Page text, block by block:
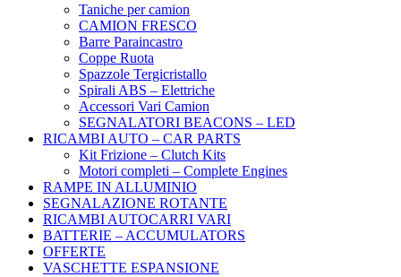
Taniche per camion
CAMION FRESCO
Barre Paraincastro
Coppe Ruota
Spazzole Tergicristallo
Spirali ABS – Elettriche
Accessori Vari Camion
SEGNALATORI BEACONS – LED
RICAMBI AUTO – CAR PARTS
Kit Frizione – Clutch Kits
Motori completi – Complete Engines
RAMPE IN ALLUMINIO
SEGNALAZIONE ROTANTE
RICAMBI AUTOCARRI VARI
BATTERIE – ACCUMULATORS
OFFERTE
VASCHETTE ESPANSIONE